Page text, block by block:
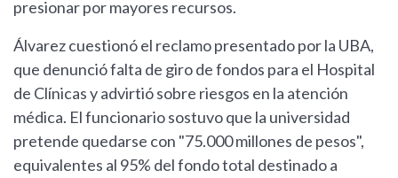
presionar por mayores recursos.
Álvarez cuestionó el reclamo presentado por la UBA,
que denunció falta de giro de fondos para el Hospital
de Clínicas y advirtió sobre riesgos en la atención
médica. El funcionario sostuvo que la universidad
pretende quedarse con "75.000 millones de pesos",
equivalentes al 95% del fondo total destinado a